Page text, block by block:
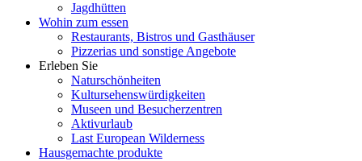
Jagdhütten
Wohin zum essen
Restaurants, Bistros und Gasthäuser
Pizzerias und sonstige Angebote
Erleben Sie
Naturschönheiten
Kultursehenswürdigkeiten
Museen und Besucherzentren
Aktivurlaub
Last European Wilderness
Hausgemachte produkte